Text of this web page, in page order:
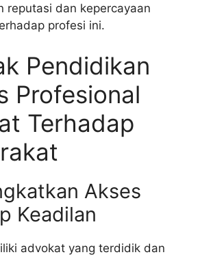
reputasi dan kepercayaan
profesi ini.
Pendidikan
Profesional
Terhadap
Akses
Keadilan
advokat yang terdidik dan